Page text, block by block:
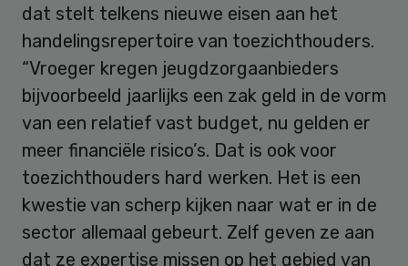
dat stelt telkens nieuwe eisen aan het
handelingsrepertoire van toezichthouders.
“Vroeger kregen jeugdzorgaanbieders
bijvoorbeeld jaarlijks een zak geld in de vorm
van een relatief vast budget, nu gelden er
meer financiële risico’s. Dat is ook voor
toezichthouders hard werken. Het is een
kwestie van scherp kijken naar wat er in de
sector allemaal gebeurt. Zelf geven ze aan
dat ze expertise missen op het gebied van